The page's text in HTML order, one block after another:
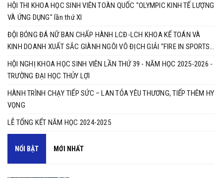
HỘI THI KHOA HỌC SINH VIÊN TOÀN QUỐC "OLYMPIC KINH TẾ LƯỢNG
VÀ ỨNG DỤNG" lần thứ XI
ĐỘI BÓNG ĐÁ NỮ BAN CHẤP HÀNH LCĐ-LCH KHOA KẾ TOÁN VÀ
KINH DOANH XUẤT SẮC GIÀNH NGÔI VÔ ĐỊCH GIẢI "FIRE IN SPORTS
2025"
HỘI NGHỊ KHOA HỌC SINH VIÊN LẦN THỨ 39 - NĂM HỌC 2025-2026 -
TRƯỜNG ĐẠI HỌC THỦY LỢI ​​​​​​​
HÀNH TRÌNH CHẠY TIẾP SỨC – LAN TỎA YÊU THƯƠNG, TIẾP THÊM HY
VỌNG
LỄ TỔNG KẾT NĂM HỌC 2024-2025
NỔI BẬT MỚI NHẤT